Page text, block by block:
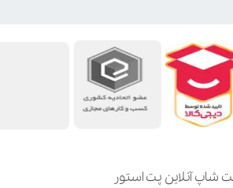
شاپ آنلاین پت استور